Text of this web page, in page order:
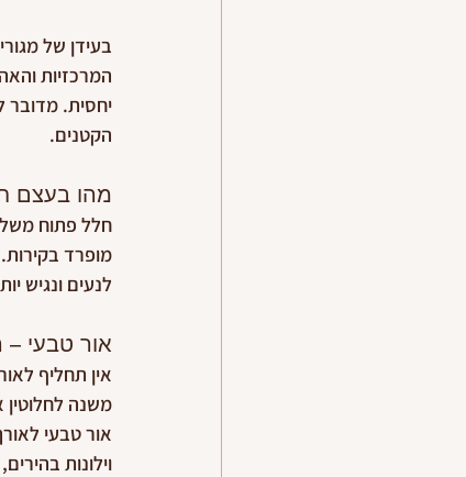
בעידן של
המרכזיות
יחסית. מדובר
הקטנים.
מהו בעצם
חלל פתוח
מופרד
לנעים ונגיש
אור טבעי –
אין תחליף
משנה
אור טבעי
וילונות